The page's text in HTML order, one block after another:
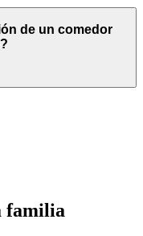
de un comedor
familia